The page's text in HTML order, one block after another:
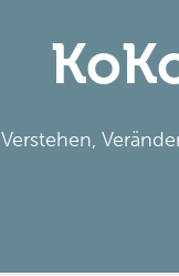
Verstehen,